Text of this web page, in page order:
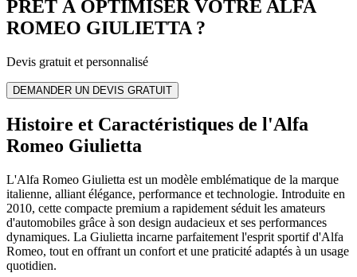
PRÊT À OPTIMISER VOTRE ALFA
ROMEO GIULIETTA ?
Devis gratuit et personnalisé
DEMANDER UN DEVIS GRATUIT
Histoire et Caractéristiques de l'Alfa
Romeo Giulietta
L'Alfa Romeo Giulietta est un modèle emblématique de la marque
italienne, alliant élégance, performance et technologie. Introduite en
2010, cette compacte premium a rapidement séduit les amateurs
d'automobiles grâce à son design audacieux et ses performances
dynamiques. La Giulietta incarne parfaitement l'esprit sportif d'Alfa
Romeo, tout en offrant un confort et une praticité adaptés à un usage
quotidien.